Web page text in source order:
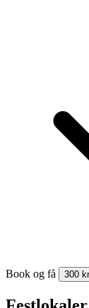
Book og få 300